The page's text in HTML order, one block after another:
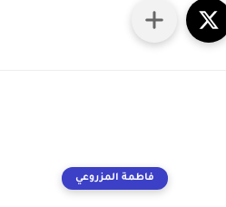
فاطمة المزروعي